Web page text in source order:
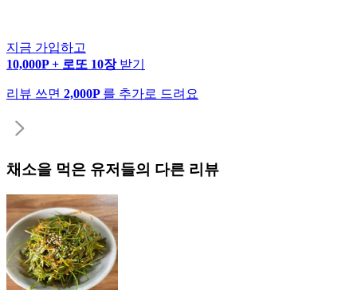
지금 가입하고
10,000P + 로또 10장 받기
리뷰 쓰면 2,000P 를 추가로 드려요
채소을 먹은 유저들의 다른 리뷰